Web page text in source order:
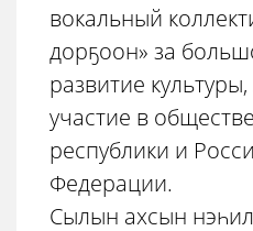
вокальный
дорҕоон» за
развитие
участие в
республики и
Федерации.
Сылын ахсын